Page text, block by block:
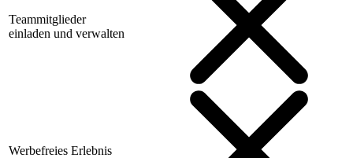
Teammitglieder
einladen und verwalten
Werbefreies Erlebnis